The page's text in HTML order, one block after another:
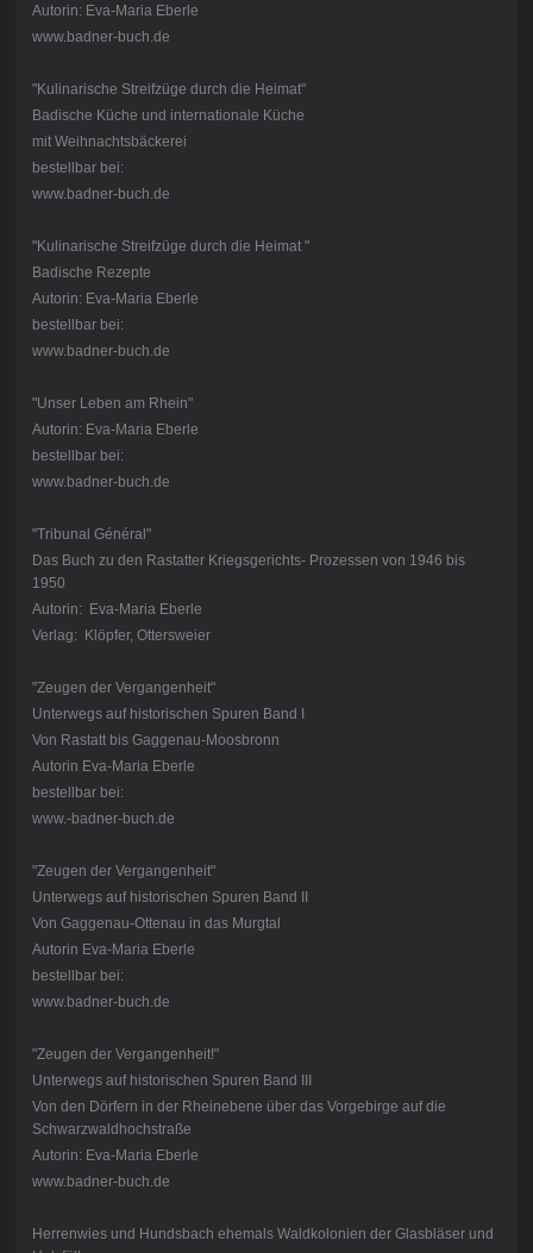
Autorin: Eva-Maria Eberle
www.badner-buch.de
"Kulinarische Streifzüge durch die Heimat"
Badische Küche und internationale Küche
mit Weihnachtsbäckerei
bestellbar bei:
www.badner-buch.de
"Kulinarische Streifzüge durch die Heimat "
Badische Rezepte
Autorin: Eva-Maria Eberle
bestellbar bei:
www.badner-buch.de
"Unser Leben am Rhein"
Autorin: Eva-Maria Eberle
bestellbar bei:
www.badner-buch.de
"Tribunal Général"
Das Buch zu den Rastatter Kriegsgerichts- Prozessen von 1946 bis
1950
Autorin: Eva-Maria Eberle
Verlag: Klöpfer, Ottersweier
"Zeugen der Vergangenheit"
Unterwegs auf historischen Spuren Band I
Von Rastatt bis Gaggenau-Moosbronn
Autorin Eva-Maria Eberle
bestellbar bei:
www.-badner-buch.de
"Zeugen der Vergangenheit"
Unterwegs auf historischen Spuren Band II
Von Gaggenau-Ottenau in das Murgtal
Autorin Eva-Maria Eberle
bestellbar bei:
www.badner-buch.de
"Zeugen der Vergangenheit!"
Unterwegs auf historischen Spuren Band III
Von den Dörfern in der Rheinebene über das Vorgebirge auf die
Schwarzwaldhochstraße
Autorin: Eva-Maria Eberle
www.badner-buch.de
Herrenwies und Hundsbach ehemals Waldkolonien der Glasbläser und